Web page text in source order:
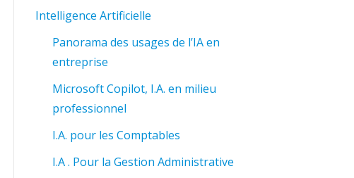
Intelligence Artificielle
Panorama des usages de l’IA en
entreprise
Microsoft Copilot, I.A. en milieu
professionnel
I.A. pour les Comptables
I.A . Pour la Gestion Administrative